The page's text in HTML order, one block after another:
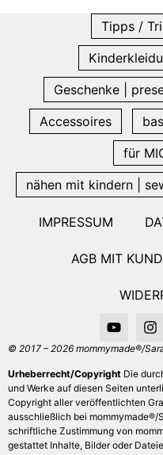
Tipps /
Geschenke |
Accessoires
für
nähen mit kindern |
IMPRESSUM
AGB MIT
© 2017 – 2026 mommymade®/
Urheberrecht/Copyright Die
und Werke auf diesen Seiten
Copyright aller veröffentlichten
ausschließlich bei mommymade®/
schriftliche Zustimmung von
gestattet Inhalte, Bilder oder